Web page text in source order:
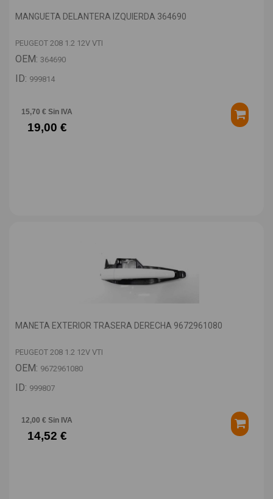
MANGUETA DELANTERA IZQUIERDA 364690
PEUGEOT 208 1.2 12V VTI
OEM: 364690
ID: 999814
15,70 € Sin IVA
19,00 €
MANETA EXTERIOR TRASERA DERECHA 9672961080
PEUGEOT 208 1.2 12V VTI
OEM: 9672961080
ID: 999807
12,00 € Sin IVA
14,52 €